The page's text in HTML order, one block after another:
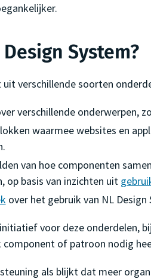
System?
verschillende soorten
verschillende onderwerpen,
waarmee websites en
van hoe componenten
op basis van inzichten uit
over het gebruik van NL Design
voor deze onderdelen,
of patroon nodig
als blijkt dat meer